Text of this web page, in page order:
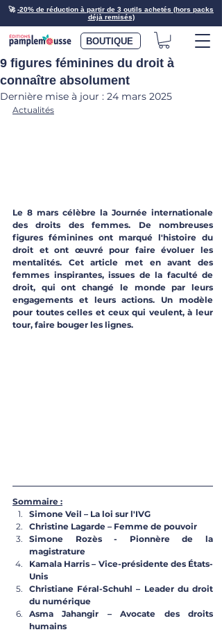
🚀-20% de réduction à partir de 3 outils achetés (hors packs
déjà remisés)
BOUTIQUE
9 figures féminines du droit à
connaître absolument
Dernière mise à jour : 24 mars 2025
Actualités
Le 8 mars célèbre la Journée internationale
des droits des femmes. De nombreuses
figures féminines ont marqué l'histoire du
droit et ont œuvré pour faire évoluer les
mentalités. Cet article met en avant des
femmes inspirantes, issues de la faculté de
droit, qui ont changé le monde par leurs
engagements et leurs actions. Un modèle
pour toutes celles et ceux qui veulent, à leur
tour, faire bouger les lignes.
Sommaire :
Simone Veil – La loi sur l'IVG
Christine Lagarde – Femme de pouvoir
Simone Rozès - Pionnère de la
magistrature
Kamala Harris – Vice-présidente des États-
Unis
Christiane Féral-Schuhl – Leader du droit
du numérique
Asma Jahangir – Avocate des droits
humains